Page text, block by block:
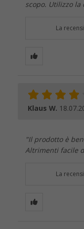
scopo. Utilizzo la
La
Klaus W.
"Il prodotto è
Altrimenti facile
La